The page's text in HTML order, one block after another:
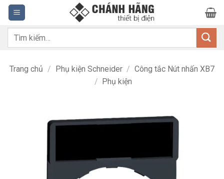
Bỏ
qua
nội
dung
Tìm
Trang chủ / Phụ kiện Schneider / Công tắc Nút nhấn XB7
/ Phụ kiện